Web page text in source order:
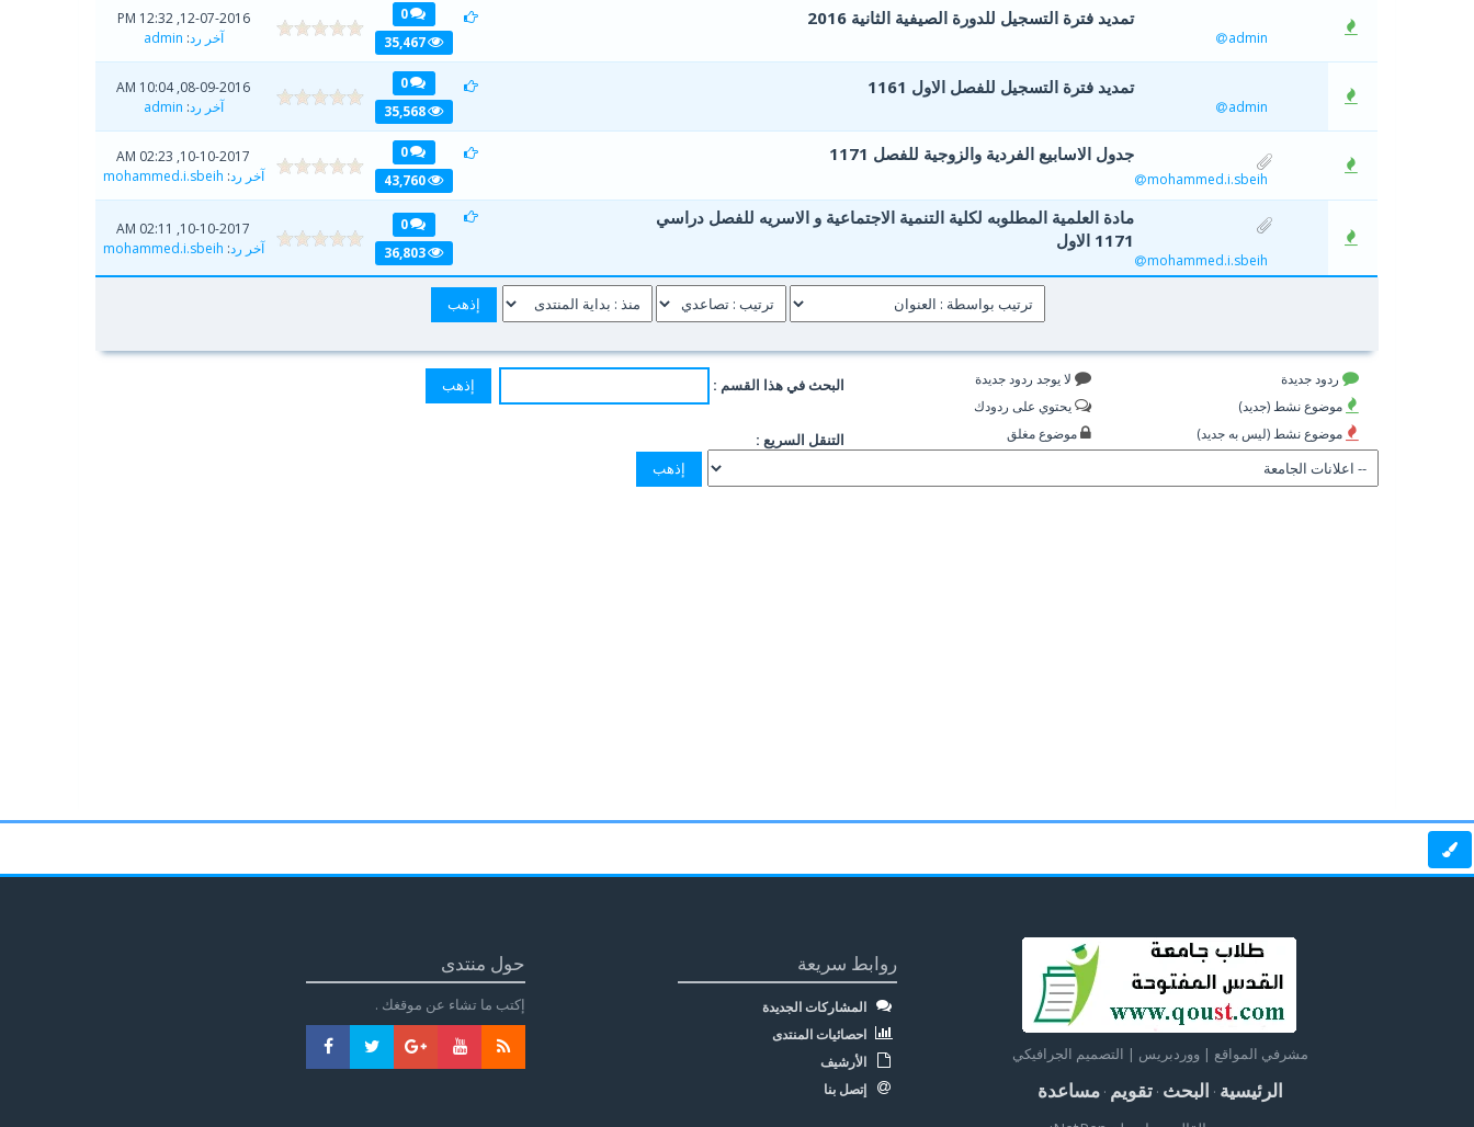
تمديد فترة التسجيل للدورة الصيفية الثانية 2016
admin
0
35,467
0 أصوات - 0 من معدل 5 أصوات 12 345
12-07-2016, 12:32 PM
آخر رد:
admin
تمديد فترة التسجيل للفصل الاول 1161
admin
0
35,568
0 أصوات - 0 من معدل 5 أصوات 5
08-09-2016, 10:04 AM
آخر رد:
admin
جدول الاسابيع الفردية والزوجية للفصل 1171
mohammed.i.sbeih
0
43,760
0 أصوات - 0 من معدل 5 أصوات 1 2 3 45
10-10-2017, 02:23 AM
آخر رد:
mohammed.i.sbeih
مادة العلمية المطلوبه لكلية التنمية الاجتماعية و الاسريه للفصل دراسي
1171 الاول
mohammed.i.sbeih
0
36,803
10-10-2017, 02:11 AM
آخر رد:
mohammed.i.sbeih
ردود جديدة
موضوع نشط (جديد)
موضوع نشط (ليس به جديد)
لا يوجد ردود جديدة
يحتوي على ردودك
موضوع مغلق
البحث في هذا القسم :
التنقل السريع :
مشرفي المواقع | ووردبريس | التصميم الجرافيكي
الرئيسية · البحث ·تقويم ·مساعدة
روابط سريعة
المشاركات الجديدة
احصائيات المنتدى
الأرشيف
إتصل بنا
حول منتدى
إكتب ما تشاء عن موقغك .